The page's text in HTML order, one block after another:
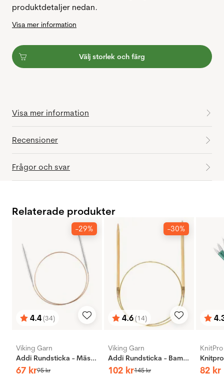
produktdetaljer nedan.
Visa mer information
Välj storlek och färg
Visa mer information
Recensioner
Frågor och svar
Relaterade produkter
-29%
Betyg:
4.4(34)
utav 5 stjärnor
Viking Garn
Addi Rundsticka - Mässing
67 kr95kr
-30%
Betyg:
4.6(14)
utav 5 stjärnor
Viking Garn
Addi Rundsticka - Bambus
102 kr145kr
utav
KnitPro
82 kr